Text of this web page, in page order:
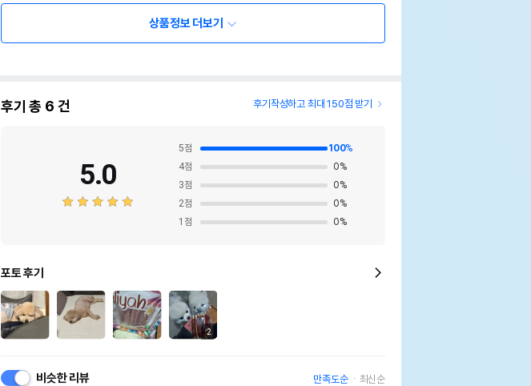
상품정보 더보기
후기 총 6 건 후기작성하고 최대 150점 받기
5.0
5점 100%
4점 0%
3점 0%
2점 0%
1 점 0%
포토 후기
2
비슷한 리뷰 만족도순 최신순